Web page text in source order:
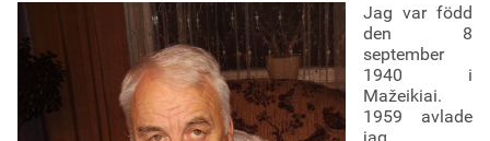
Jag var född
den 8
september
1940 i
Mažeikiai.
1959 avlade